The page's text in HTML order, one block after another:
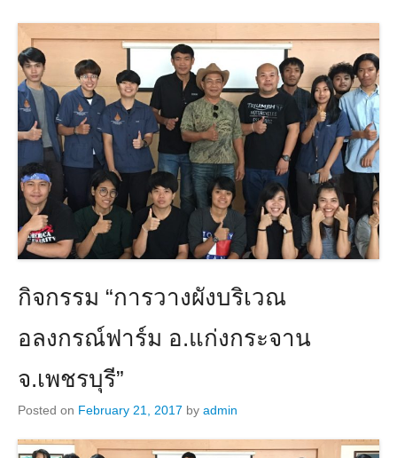
กิจกรรม “การวางผังบริเวณ
อลงกรณ์ฟาร์ม อ.แก่งกระจาน
จ.เพชรบุรี”
Posted on February 21, 2017 by admin